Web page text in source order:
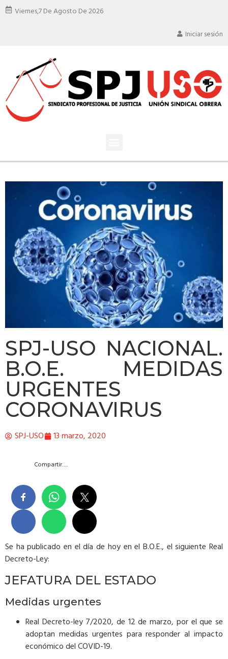
Viernes,7 De Agosto De 2026
Iniciar sesión
SPJ-USO NACIONAL.
B.O.E. MEDIDAS
URGENTES
CORONAVIRUS
SPJ-USO 13 marzo, 2020
Compartir….
Se ha publicado en el día de hoy en el B.O.E., el siguiente Real
Decreto-Ley:
JEFATURA DEL ESTADO
Medidas urgentes
Real Decreto-ley 7/2020, de 12 de marzo, por el que se
adoptan medidas urgentes para responder al impacto
económico del COVID-19.